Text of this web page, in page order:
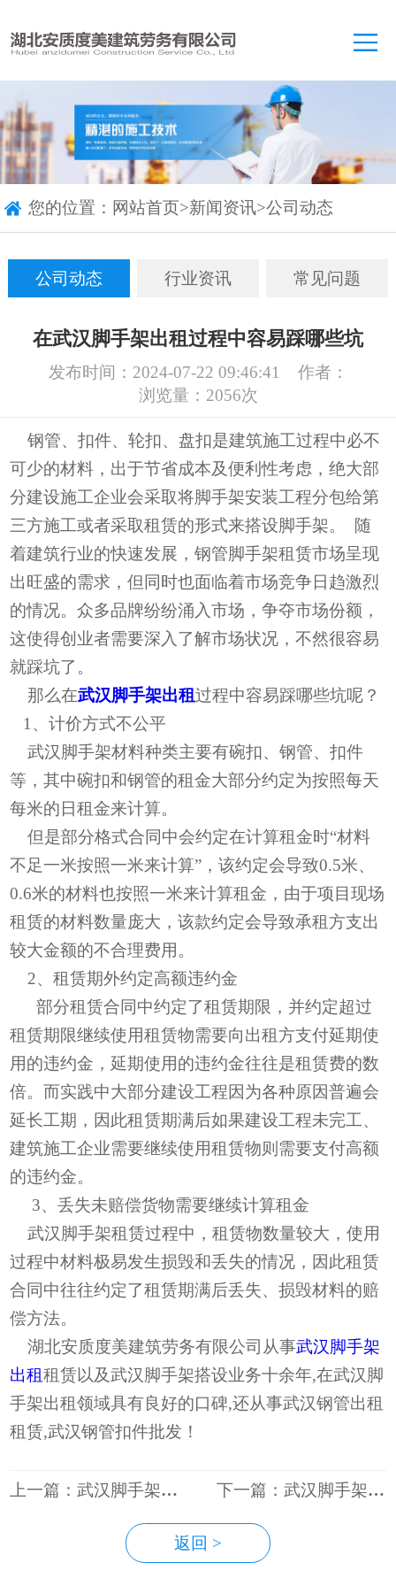
您的位置： 网站首页>新闻资讯>公司动态
公司动态 行业资讯 常见问题
在武汉脚手架出租过程中容易踩哪些坑
发布时间：2024-07-22 09:46:41
作者：
浏览量：2056次
钢管、扣件、轮扣、盘扣是建筑施工过程中必不
可少的材料，出于节省成本及便利性考虑，绝大部
分建设施工企业会采取将脚手架安装工程分包给第
三方施工或者采取租赁的形式来搭设脚手架。 随
着建筑行业的快速发展，‌钢管脚手架租赁市场呈现
出旺盛的需求，‌但同时也面临着市场竞争日趋激烈
的情况。‌众多品牌纷纷涌入市场，‌争夺市场份额，‌
这使得创业者需要深入了解市场状况，‌不然很容易
就踩坑了。
那么在武汉脚手架出租过程中容易踩哪些坑呢？
1、计价方式不公平
武汉脚手架材料种类主要有碗扣、钢管、扣件
等，其中碗扣和钢管的租金大部分约定为按照每天
每米的日租金来计算。
但是部分格式合同中会约定在计算租金时“材料
不足一米按照一米来计算”，该约定会导致0.5米、
0.6米的材料也按照一米来计算租金，由于项目现场
租赁的材料数量庞大，该款约定会导致承租方支出
较大金额的不合理费用。
2、租赁期外约定高额违约金
部分租赁合同中约定了租赁期限，并约定超过
租赁期限继续使用租赁物需要向出租方支付延期使
用的违约金，延期使用的违约金往往是租赁费的数
倍。而实践中大部分建设工程因为各种原因普遍会
延长工期，因此租赁期满后如果建设工程未完工、
建筑施工企业需要继续使用租赁物则需要支付高额
的违约金。
3、丢失未赔偿货物需要继续计算租金
武汉脚手架租赁过程中，租赁物数量较大，使用
过程中材料极易发生损毁和丢失的情况，因此租赁
合同中往往约定了租赁期满后丢失、损毁材料的赔
偿方法。
湖北安质度美建筑劳务有限公司从事武汉脚手架
出租租赁以及武汉脚手架搭设业务十余年,在武汉脚
手架出租领域具有良好的口碑,还从事武汉钢管出租
租赁,武汉钢管扣件批发！
上一篇：武汉脚手架搭设过程中会用到哪些辅助工具 下一篇：武汉脚手架搭设的周期一般是多久
返回 >